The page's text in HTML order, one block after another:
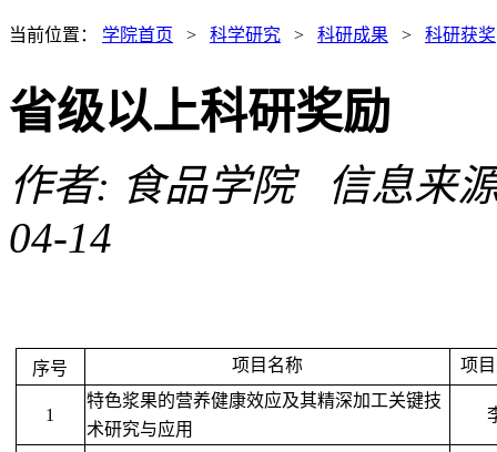
当前位置： 学院首页 > 科学研究 > 科研成果 > 科研获奖
省级以上科研奖励
作者: 食品学院 信息来
04-14
序号 项目名称 项
1
特色浆果的营养健康效应及其精深加工关键技
术研究与应用